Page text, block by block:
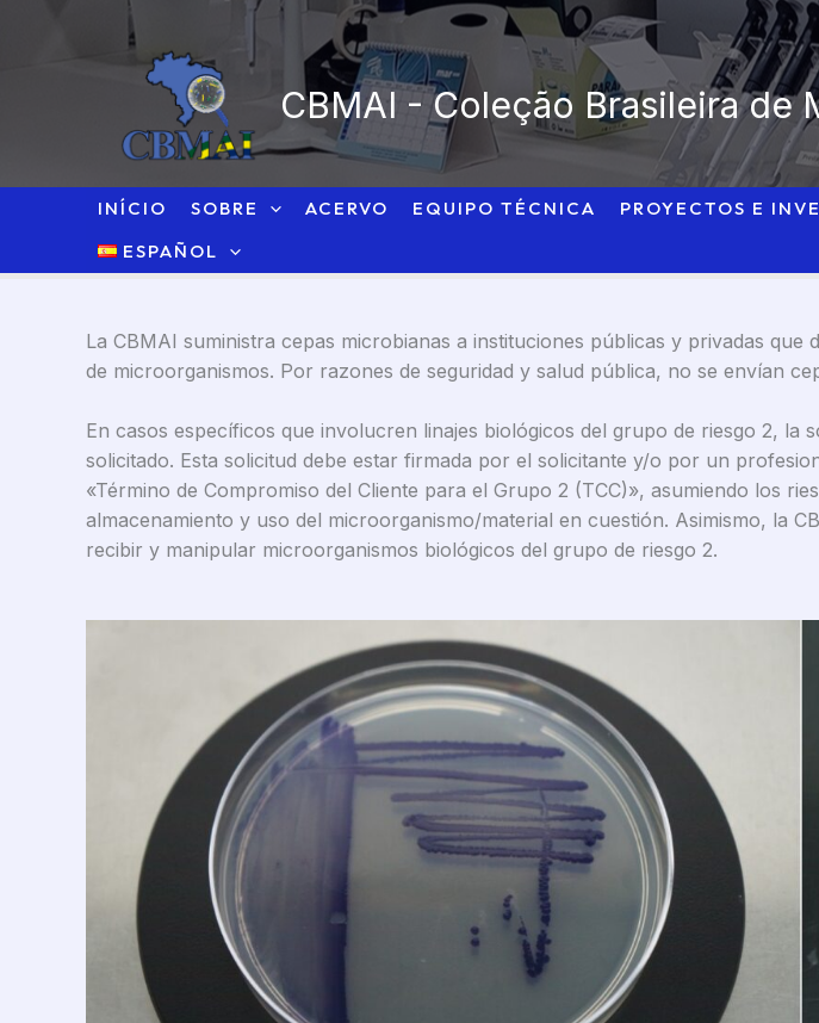
CBMAI - Coleção Brasileira de
INÍCIO SOBRE ACERVO EQUIPO TÉCNICA PROYECTOS E
ESPAÑOL
La CBMAI suministra cepas microbianas a instituciones públicas y privadas
de microorganismos. Por razones de seguridad y salud pública, no se envían
En casos específicos que involucren linajes biológicos del grupo de riesgo 2,
solicitado. Esta solicitud debe estar firmada por el solicitante y/o por un
«Término de Compromiso del Cliente para el Grupo 2 (TCC)», asumiendo los
almacenamiento y uso del microorganismo/material en cuestión. Asimismo, la
recibir y manipular microorganismos biológicos del grupo de riesgo 2.